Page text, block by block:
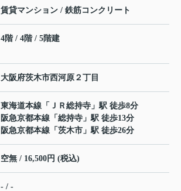
賃貸マンション / 鉄筋コンクリート
4階 / 4階 / 5階建
大阪府茨木市西河原 ２丁目
東海道本線 「 ＪＲ総持寺 」駅 徒歩8分
阪急京都本線 「 総持寺 」駅 徒歩13分
阪急京都本線 「 茨木市 」駅 徒歩26分
空無 / 16,500円 (税込)
- / -